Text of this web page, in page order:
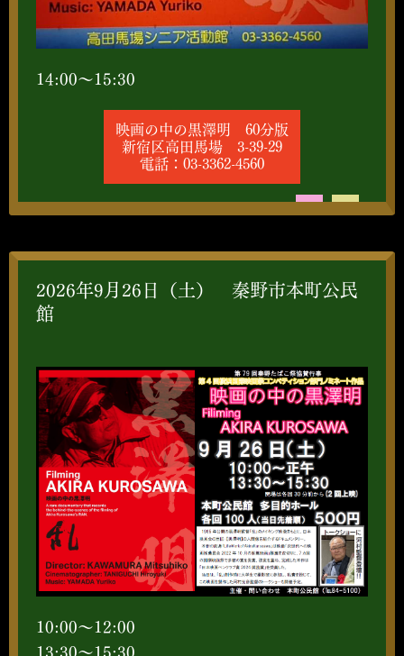
14:00～15:30
映画の中の黒澤明 60分版
新宿区高田馬場 3-39-29
電話：03-3362-4560
2026年9月26日（土） 秦野市本町公民
館
10:00～12:00
13:30～15:30